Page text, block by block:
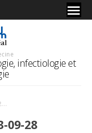
infectiologie et
Capture d’écran 2023-09-28 112506
09-28